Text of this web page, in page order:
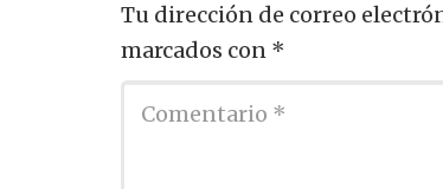
Tu dirección de correo
marcados con *